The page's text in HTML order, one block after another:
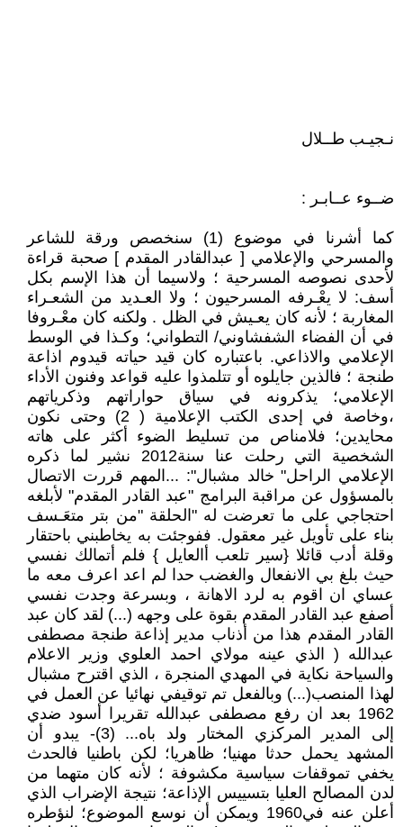
نـجيـب طــلال
ضــوء عــابـر :
كما أشرنا في موضوع (1) سنخصص ورقة للشاعر
والمسرحي والإعلامي [ عبدالقادر المقدم ] صحبة قراءة
لأحدى نصوصه المسرحية ؛ ولاسيما أن هذا الإسم بكل
أسف: لا يعْـرفه المسرحيون ؛ ولا العـديد من الشعـراء
المغاربة ؛ لأنه كان يعـيش في الظل . ولكنه كان معْـروفا
في أن الفضاء الشفشاوني/ التطواني؛ وكـذا في الوسط
الإعلامي والاذاعي. باعتباره كان قيد حياته قيدوم اذاعة
طنجة ؛ فالذين جايلوه أو تتلمذوا عليه قواعد وفنون الأداء
الإعلامي؛ يذكرونه في سياق حواراتهم وذكرياتهم
،وخاصة في إحدى الكتب الإعلامية ( 2) وحتى نكون
محايدين؛ فلامناص من تسليط الضوء أكثر على هاته
الشخصية التي رحلت عنا سنة2012 نشير لما ذكره
الإعلامي الراحل" خالد مشبال": ...المهم قررت الاتصال
بالمسؤول عن مراقبة البرامج "عبد القادر المقدم" لأبلغه
احتجاجي على ما تعرضت له "الحلقة "من بتر متعَـسف
بناء على تأويل غير معقول. ففوجئت به يخاطبني باحتقار
وقلة أدب قائلا {سير تلعب أالعايل } فلم أتمالك نفسي
حيث بلغ بي الانفعال والغضب حدا لم اعد اعرف معه ما
عساي ان اقوم به لرد الاهانة ، وبسرعة وجدت نفسي
أصفع عبد القادر المقدم بقوة على وجهه (...) لقد كان عبد
القادر المقدم هذا من أذناب مدير إذاعة طنجة مصطفى
عبدالله ( الذي عينه مولاي احمد العلوي وزير الاعلام
والسياحة نكاية في المهدي المنجرة ، الذي اقترح مشبال
لهذا المنصب(...) وبالفعل تم توقيفي نهائيا عن العمل في
1962 بعد ان رفع مصطفى عبدالله تقريرا أسود ضدي
إلى المدير المركزي المختار ولد باه... (3)- يبدو أن
المشهد يحمل حدثا مهنيا؛ ظاهريا؛ لكن باطنيا فالحدث
يخفي تموقفات سياسية مكشوفة ؛ لأنه كان متهما من
لدن المصالح العليا بتسييس الإذاعة؛ نتيجة الإضراب الذي
أعلن عنه في1960 ويمكن أن نوسع الموضوع؛ لنؤطره